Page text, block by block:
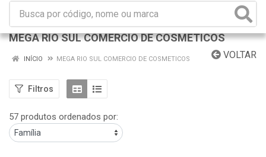
MEGA RIO SUL COMERCIO DE COSMETICOS
VOLTAR
INÍCIO MEGA RIO SUL COMERCIO DE COSMETICOS
Filtros
57 produtos ordenados por: